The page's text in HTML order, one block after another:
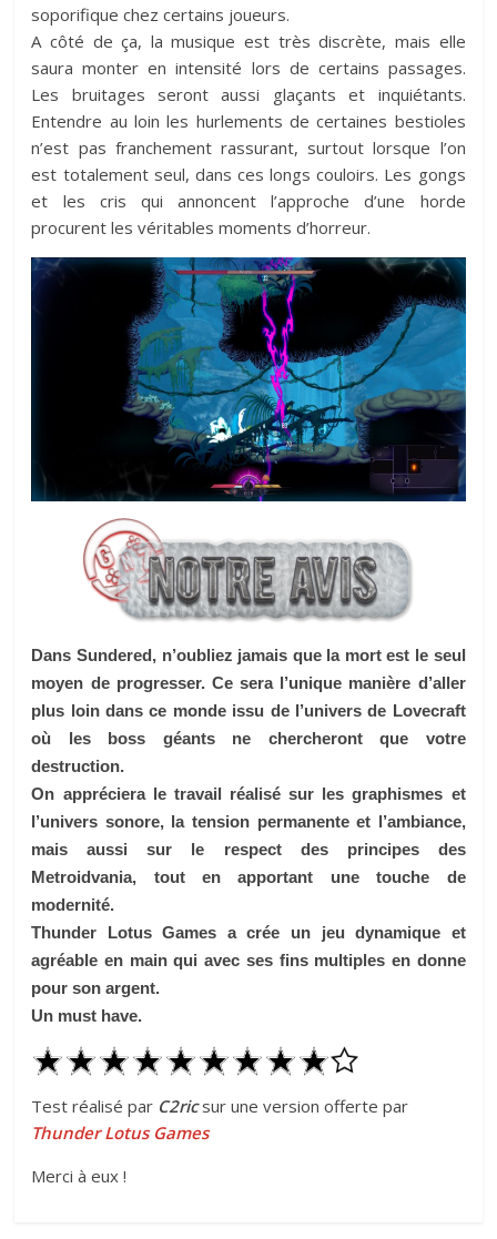
soporifique chez certains joueurs.
A côté de ça, la musique est très discrète, mais elle
saura monter en intensité lors de certains passages.
Les bruitages seront aussi glaçants et inquiétants.
Entendre au loin les hurlements de certaines bestioles
n’est pas franchement rassurant, surtout lorsque l’on
est totalement seul, dans ces longs couloirs. Les gongs
et les cris qui annoncent l’approche d’une horde
procurent les véritables moments d’horreur.
Dans Sundered, n’oubliez jamais que la mort est le seul
moyen de progresser. Ce sera l’unique manière d’aller
plus loin dans ce monde issu de l’univers de Lovecraft
où les boss géants ne chercheront que votre
destruction.
On appréciera le travail réalisé sur les graphismes et
l’univers sonore, la tension permanente et l’ambiance,
mais aussi sur le respect des principes des
Metroidvania, tout en apportant une touche de
modernité.
Thunder Lotus Games a crée un jeu dynamique et
agréable en main qui avec ses fins multiples en donne
pour son argent.
Un must have.
Test réalisé par C2ricsur une version offerte par
Thunder Lotus Games
Merci à eux !